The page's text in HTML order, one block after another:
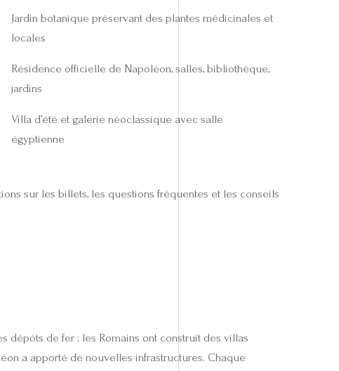
Jardin botanique préservant des plantes médicinales et
locales
Résidence officielle de Napoléon, salles, bibliothèque,
jardins
Villa d’été et galerie néoclassique avec salle
égyptienne
sur les billets, les questions fréquentes et les conseils
dépôts de fer ; les Romains ont construit des villas
a apporté de nouvelles infrastructures. Chaque